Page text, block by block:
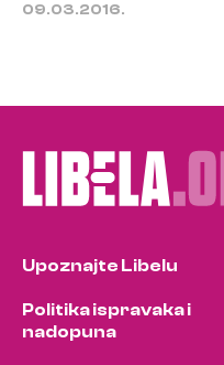
09.03.2016.
Upoznajte Libelu
Politika ispravaka i
nadopuna